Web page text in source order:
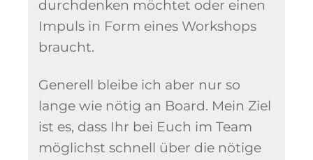
durchdenken möchtet oder einen
Impuls in Form eines Workshops
braucht.
Generell bleibe ich aber nur so
lange wie nötig an Board. Mein Ziel
ist es, dass Ihr bei Euch im Team
möglichst schnell über die nötige